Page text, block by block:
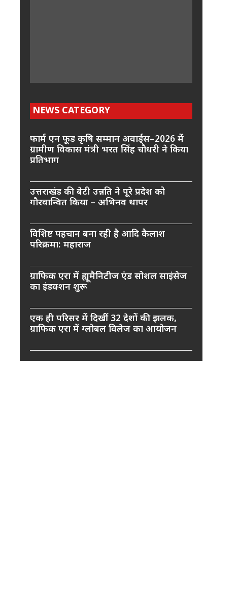
NEWS CATEGORY
फार्म एन फूड कृषि सम्मान अवार्ड्स–2026 में
ग्रामीण विकास मंत्री भरत सिंह चौधरी ने किया
प्रतिभाग
उत्तराखंड की बेटी उन्नति ने पूरे प्रदेश को
गौरवान्वित किया – अभिनव थापर
विशिष्ट पहचान बना रही है आदि कैलाश
परिक्रमा: महाराज
ग्राफिक एरा में ह्यूमैनिटीज एंड सोशल साइंसेज
का इंडक्शन शुरू
एक ही परिसर में दिखीं 32 देशों की झलक,
ग्राफिक एरा में ग्लोबल विलेज का आयोजन